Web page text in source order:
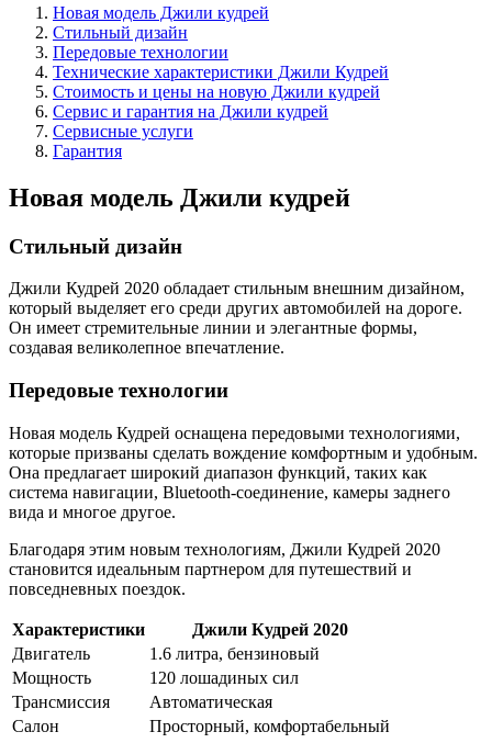
Новая модель Джили кудрей
Стильный дизайн
Передовые технологии
Технические характеристики Джили Кудрей
Стоимость и цены на новую Джили кудрей
Сервис и гарантия на Джили кудрей
Сервисные услуги
Гарантия
Новая модель Джили кудрей
Стильный дизайн
Джили Кудрей 2020 обладает стильным внешним дизайном,
который выделяет его среди других автомобилей на дороге.
Он имеет стремительные линии и элегантные формы,
создавая великолепное впечатление.
Передовые технологии
Новая модель Кудрей оснащена передовыми технологиями,
которые призваны сделать вождение комфортным и удобным.
Она предлагает широкий диапазон функций, таких как
система навигации, Bluetooth-соединение, камеры заднего
вида и многое другое.
Благодаря этим новым технологиям, Джили Кудрей 2020
становится идеальным партнером для путешествий и
повседневных поездок.
Характеристики
Джили Кудрей 2020
Двигатель
1.6 литра, бензиновый
Мощность
120 лошадиных сил
Трансмиссия
Автоматическая
Салон
Просторный, комфортабельный